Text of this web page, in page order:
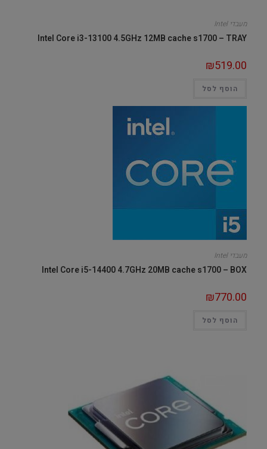
מעבדי Intel
Intel Core i3-13100 4.5GHz 12MB cache s1700 – TRAY
₪519.00
הוסף לסל
מעבדי Intel
Intel Core i5-14400 4.7GHz 20MB cache s1700 – BOX
₪770.00
הוסף לסל